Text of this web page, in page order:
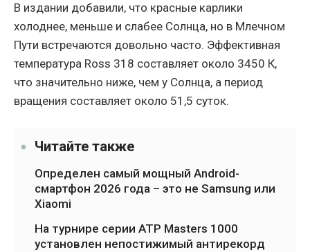
В издании добавили, что красные карлики
холоднее, меньше и слабее Солнца, но в Млечном
Пути встречаются довольно часто. Эффективная
температура Ross 318 составляет около 3450 К,
что значительно ниже, чем у Солнца, а период
вращения составляет около 51,5 суток.
Читайте также
Определен самый мощный Android-
смартфон 2026 года – это не Samsung или
Xiaomi
На турнире серии ATP Masters 1000
установлен непостижимый антирекорд